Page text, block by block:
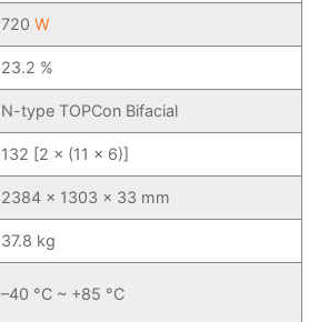
720 W
23.2 %
N-type TOPCon Bifacial
132 [2 × (11 × 6)]
2384 × 1303 × 33 mm
37.8 kg
–40 °C ~ +85 °C